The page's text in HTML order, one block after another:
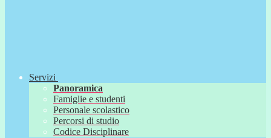
Servizi
Panoramica
Famiglie e studenti
Personale scolastico
Percorsi di studio
Codice Disciplinare